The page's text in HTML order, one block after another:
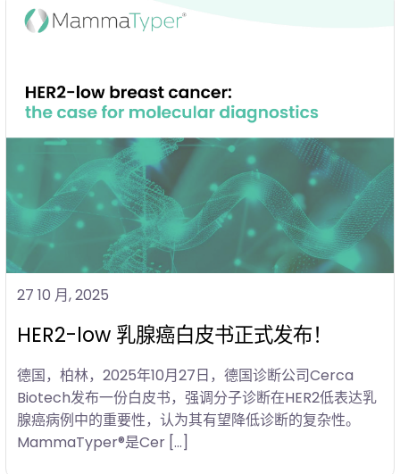
27 10 月, 2025
HER2-low 乳腺癌白皮书正式发布！
德国，柏林，2025年10月27日，德国诊断公司Cerca
Biotech发布一份白皮书，强调分子诊断在HER2低表达乳
腺癌病例中的重要性，认为其有望降低诊断的复杂性。
MammaTyper®是Cer […]